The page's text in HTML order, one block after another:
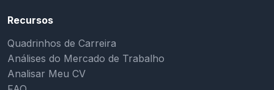
Recursos
Quadrinhos de Carreira
Análises do Mercado de Trabalho
Analisar Meu CV